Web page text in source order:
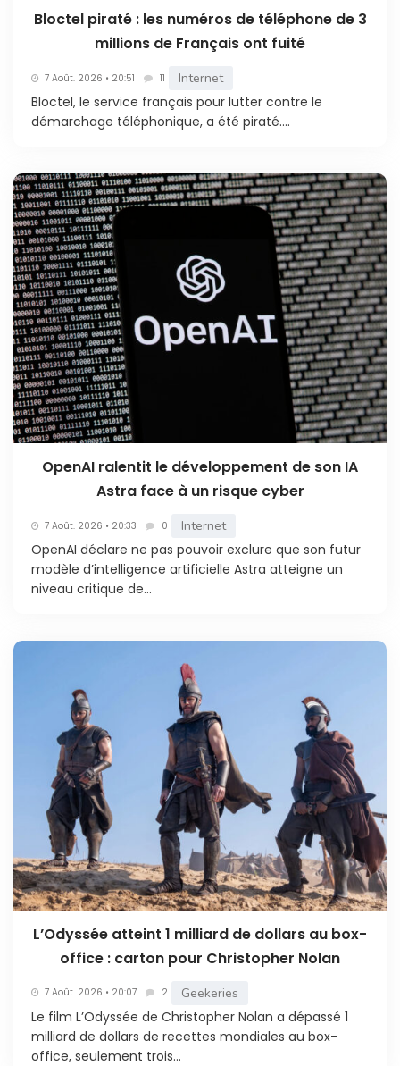
Bloctel piraté : les numéros de téléphone de 3
millions de Français ont fuité
7 Août. 2026 • 20:51 11 Internet
Bloctel, le service français pour lutter contre le
démarchage téléphonique, a été piraté....
OpenAI ralentit le développement de son IA
Astra face à un risque cyber
7 Août. 2026 • 20:33 0 Internet
OpenAI déclare ne pas pouvoir exclure que son futur
modèle d’intelligence artificielle Astra atteigne un
niveau critique de...
L’Odyssée atteint 1 milliard de dollars au box-
office : carton pour Christopher Nolan
7 Août. 2026 • 20:07 2 Geekeries
Le film L’Odyssée de Christopher Nolan a dépassé 1
milliard de dollars de recettes mondiales au box-
office, seulement trois...